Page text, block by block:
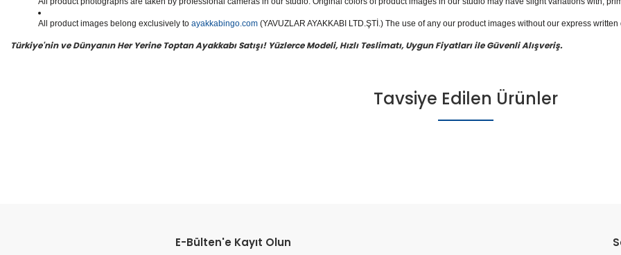
All product images belong exclusively to ayakkabingo.com (YAVUZLAR AYAKKABI LTD.ŞTİ.) The use of any our product images without our express
Türkiye'nin ve Dünyanın Her Yerine Toptan Ayakkabı Satışı! Yüzlerce Modeli, Hızlı Teslimatı, Uygun Fiyatları ile Güvenli Alışveriş.
Tavsiye Edilen Ürünler
E-Bülten'e Kayıt Olun